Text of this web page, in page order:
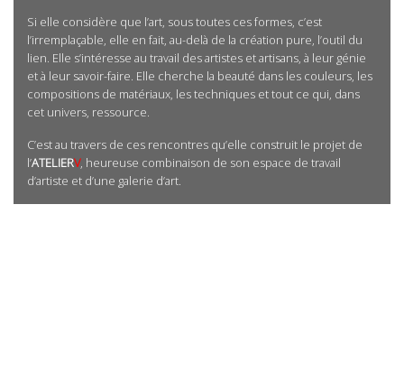
Si elle considère que l’art, sous toutes ces formes, c’est
l’irremplaçable, elle en fait, au-delà de la création pure, l’outil du
lien. Elle s’intéresse au travail des artistes et artisans, à leur génie
et à leur savoir-faire. Elle cherche la beauté dans les couleurs, les
compositions de matériaux, les techniques et tout ce qui, dans
cet univers, ressource.
C’est au travers de ces rencontres qu’elle construit le projet de
l’ATELIERV, heureuse combinaison de son espace de travail
d’artiste et d’une galerie d’art.